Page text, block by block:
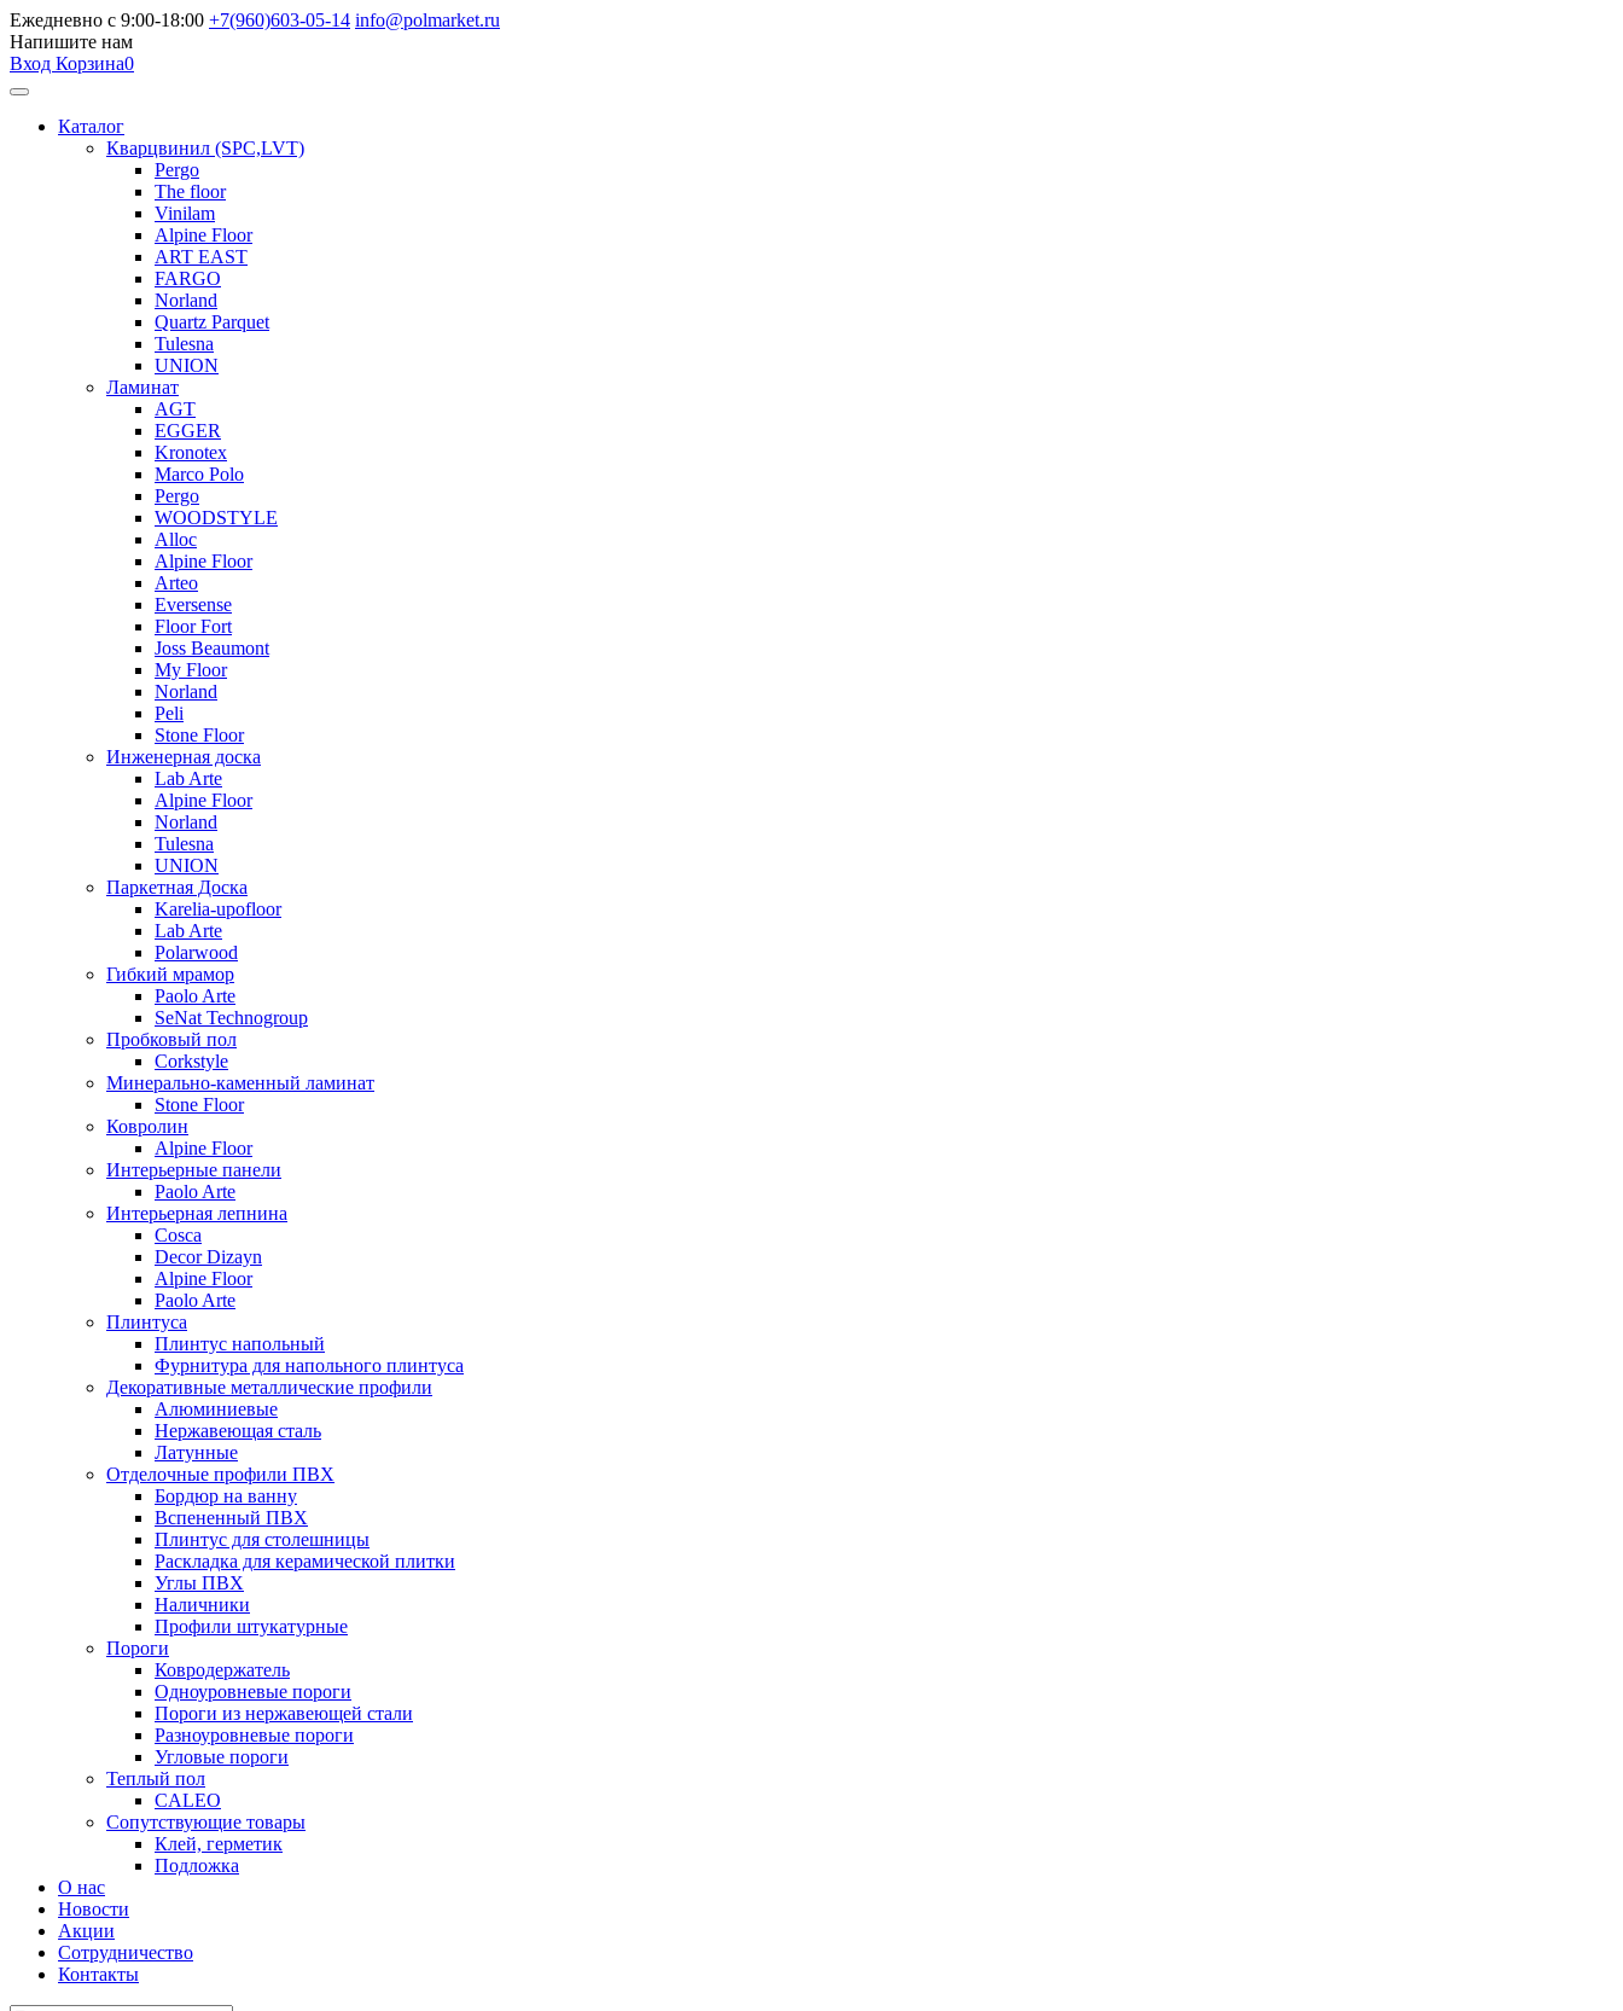
Ежедневно с 9:00-18:00 +7(960)603-05-14 info@polmarket.ru
Напишите нам
Вход Корзина0
Каталог
Кварцвинил (SPC,LVT)
Pergo
The floor
Vinilam
Alpine Floor
ART EAST
FARGO
Norland
Quartz Parquet
Tulesna
UNION
Ламинат
AGT
EGGER
Kronotex
Marco Polo
Pergo
WOODSTYLE
Alloc
Alpine Floor
Arteo
Eversense
Floor Fort
Joss Beaumont
My Floor
Norland
Peli
Stone Floor
Инженерная доска
Lab Arte
Alpine Floor
Norland
Tulesna
UNION
Паркетная Доска
Karelia-upofloor
Lab Arte
Polarwood
Гибкий мрамор
Paolo Arte
SeNat Technogroup
Пробковый пол
Corkstyle
Минерально-каменный ламинат
Stone Floor
Ковролин
Alpine Floor
Интерьерные панели
Paolo Arte
Интерьерная лепнина
Cosca
Decor Dizayn
Alpine Floor
Paolo Arte
Плинтуса
Плинтус напольный
Фурнитура для напольного плинтуса
Декоративные металлические профили
Алюминиевые
Нержавеющая сталь
Латунные
Отделочные профили ПВХ
Бордюр на ванну
Вспененный ПВХ
Плинтус для столешницы
Раскладка для керамической плитки
Углы ПВХ
Наличники
Профили штукатурные
Пороги
Ковродержатель
Одноуровневые пороги
Пороги из нержавеющей стали
Разноуровневые пороги
Угловые пороги
Теплый пол
CALEO
Сопутствующие товары
Клей, герметик
Подложка
О нас
Новости
Акции
Сотрудничество
Контакты